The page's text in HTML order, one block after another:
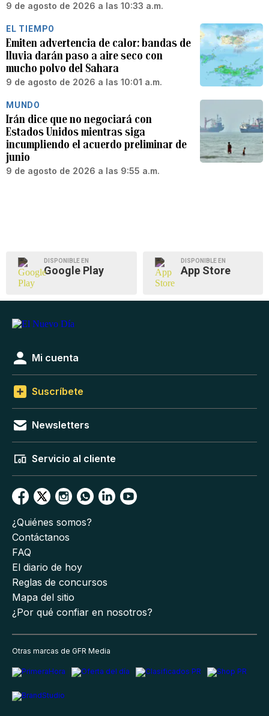
9 de agosto de 2026 a las 10:33 a.m.
EL TIEMPO
Emiten advertencia de calor: bandas de
lluvia darán paso a aire seco con
mucho polvo del Sahara
9 de agosto de 2026 a las 10:01 a.m.
MUNDO
Irán dice que no negociará con
Estados Unidos mientras siga
incumpliendo el acuerdo preliminar de
junio
9 de agosto de 2026 a las 9:55 a.m.
DISPONIBLE EN
Google Play
DISPONIBLE EN
App Store
Mi cuenta
Suscríbete
Newsletters
Servicio al cliente
¿Quiénes somos?
Contáctanos
FAQ
El diario de hoy
Reglas de concursos
Mapa del sitio
¿Por qué confiar en nosotros?
Otras marcas de GFR Media